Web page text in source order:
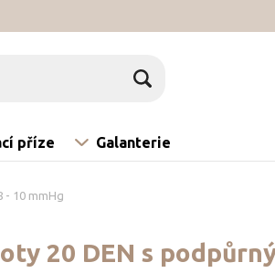
příze Galanterie
- 10 mmHg
20 DEN s